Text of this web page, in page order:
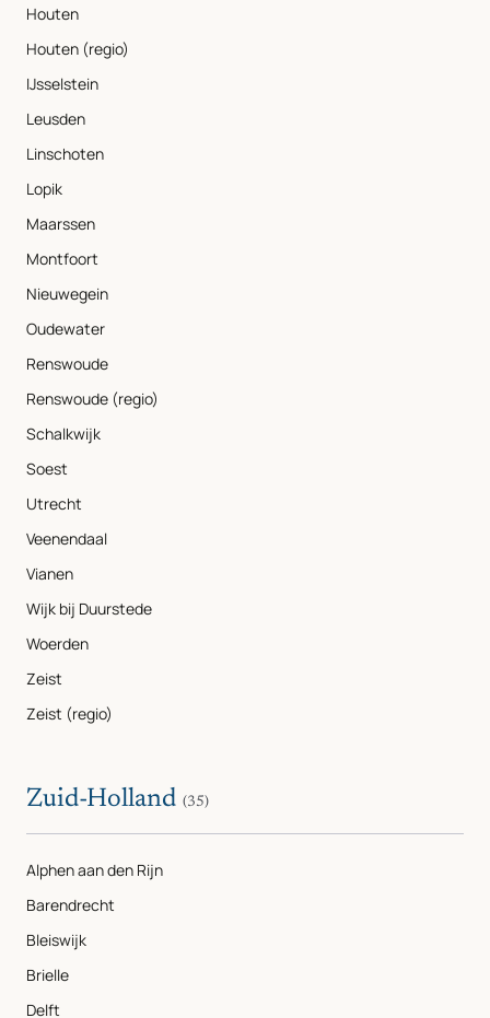
Houten
Houten (regio)
IJsselstein
Leusden
Linschoten
Lopik
Maarssen
Montfoort
Nieuwegein
Oudewater
Renswoude
Renswoude (regio)
Schalkwijk
Soest
Utrecht
Veenendaal
Vianen
Wijk bij Duurstede
Woerden
Zeist
Zeist (regio)
Zuid-Holland (35)
Alphen aan den Rijn
Barendrecht
Bleiswijk
Brielle
Delft